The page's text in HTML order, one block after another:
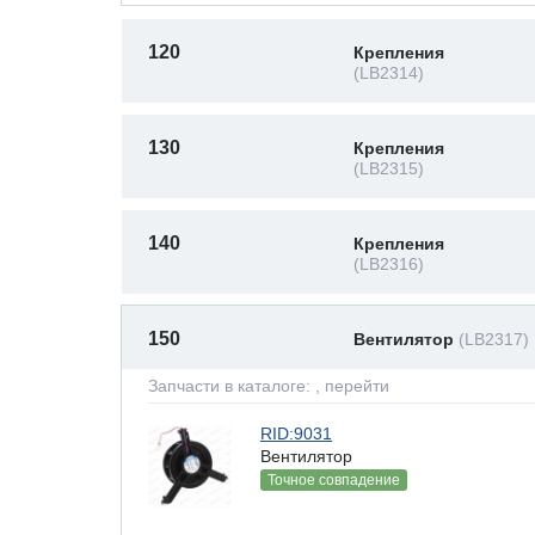
120
Крепления
(LB2314)
130
Крепления
(LB2315)
140
Крепления
(LB2316)
150 Вентилятор (LB2317)
Запчасти в каталоге: , перейти
RID:9031
Вентилятор
Точное совпадение